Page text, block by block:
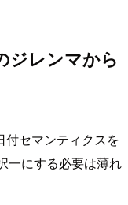
ジレンマから
付セマンティクスを
一にする必要は薄れ